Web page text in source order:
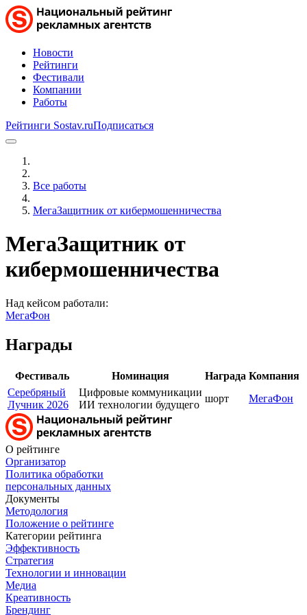
Новости
Рейтинги
Фестивали
Компании
Работы
Рейтинги Sostav.ruПодписаться
Все работы
МегаЗащитник от кибермошенничества
МегаЗащитник от
кибермошенничества
Над кейсом работали:
МегаФон
Награды
Фестиваль Номинация Награда Компания
Серебряный
Лучник 2026
Цифровые коммуникации
ИИ технологии будущего
шорт МегаФон
О рейтинге
Организатор
Политика обработки
персональных данных
Документы
Методология
Положение о рейтинге
Категории рейтинга
Эффективность
Стратегия
Технологии и инновации
Медиа
Креативность
Брендинг